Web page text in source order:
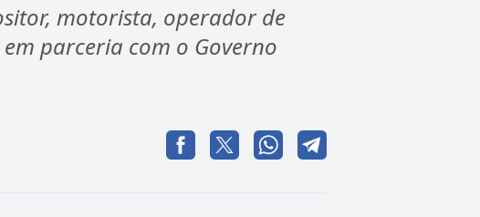
motorista, operador de
parceria com o Governo